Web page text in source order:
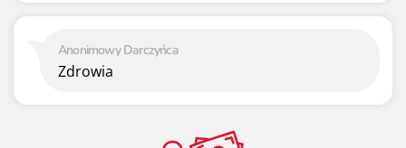
Anonimowy Darczyńca
Zdrowia